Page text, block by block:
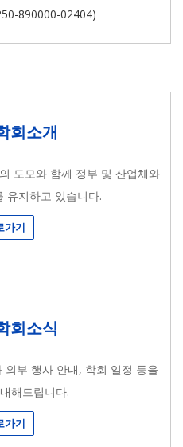
890000-02404)
회소개
도모와 함께 정부 및 산업체와
유지하고 있습니다.
가기
회소식
부 행사 안내, 학회 일정 등을
해드립니다.
가기